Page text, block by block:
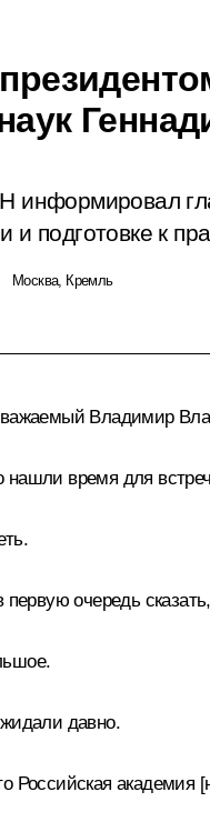
информировал
и подготовке к
Москва, Кремль
Владимир
нашли время для
первую очередь
давно.
Российская